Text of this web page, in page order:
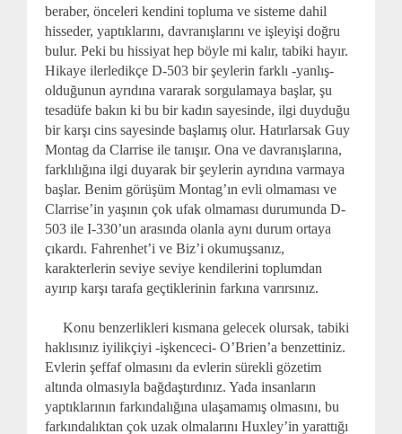
beraber, önceleri kendini topluma ve sisteme dahil
hisseder, yaptıklarını, davranışlarını ve işleyişi doğru
bulur. Peki bu hissiyat hep böyle mi kalır, tabiki hayır.
Hikaye ilerledikçe D-503 bir şeylerin farklı -yanlış-
olduğunun ayrıdına vararak sorgulamaya başlar, şu
tesadüfe bakın ki bu bir kadın sayesinde, ilgi duyduğu
bir karşı cins sayesinde başlamış olur. Hatırlarsak Guy
Montag da Clarrise ile tanışır. Ona ve davranışlarına,
farklılığına ilgi duyarak bir şeylerin ayrıdına varmaya
başlar. Benim görüşüm Montag’ın evli olmaması ve
Clarrise’in yaşının çok ufak olmaması durumunda D-
503 ile I-330’un arasında olanla aynı durum ortaya
çıkardı. Fahrenhet’i ve Biz’i okumuşsanız,
karakterlerin seviye seviye kendilerini toplumdan
ayırıp karşı tarafa geçtiklerinin farkına varırsınız.
Konu benzerlikleri kısmana gelecek olursak, tabiki
haklısınız iyilikçiyi -işkenceci- O’Brien’a benzettiniz.
Evlerin şeffaf olmasını da evlerin sürekli gözetim
altında olmasıyla bağdaştırdınız. Yada insanların
yaptıklarının farkındalığına ulaşamamış olmasını, bu
farkındalıktan çok uzak olmalarını Huxley’in yarattığı